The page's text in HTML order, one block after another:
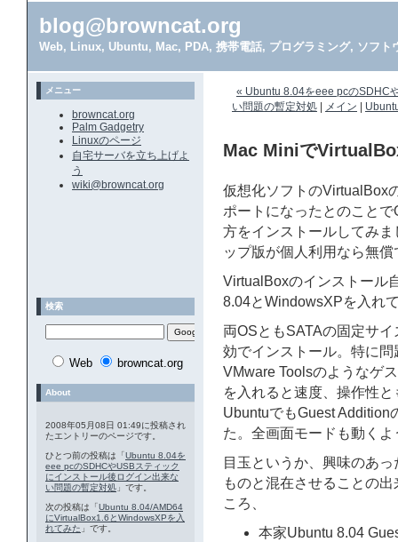
blog@browncat.org
Web, Linux, Ubuntu, Mac, PDA, 携帯電話, プログラミング, ソフト
« Ubuntu 8.04をeee pcのSDHC
い問題の暫定対処
メイン
Mac Miniで
仮想化ソフトのVirtualBox
ポートになったとのこと
方をインストールしてみ
ップ版が個人利用なら無
VirtualBoxのインストール
8.04とWindowsXPを入れ
両OSともSATAの固定サ
効でインストール。特に
VMware Toolsのようなゲ
を入れると速度、操作性
UbuntuでもGuest Addition
た。全画面モードも動くよ
目玉というか、興味のあ
ものと混在させることの
ころ、
本家Ubuntu 8.04
メニュー
browncat.org
Palm Gadgetry
Linuxのページ
自宅サーバを立ち上げよ
う
wiki@browncat.org
検索
Web browncat.org
About
2008年05月08日 01:49に投稿され
たエントリーのページです。
ひとつ前の投稿は「Ubuntu 8.04を
eee pcのSDHCやUSBスティック
にインストール後ログイン出来な
い問題の暫定対処 」です。
次の投稿は「Ubuntu 8.04/AMD64
にVirtualBox1.6とWindowsXPを入
れてみた 」です。